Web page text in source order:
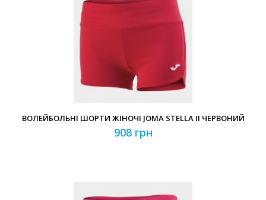
ВОЛЕЙБОЛЬНІ ШОРТИ ЖІНОЧІ JOMA STELLA II ЧЕРВОНИЙ
908 грн